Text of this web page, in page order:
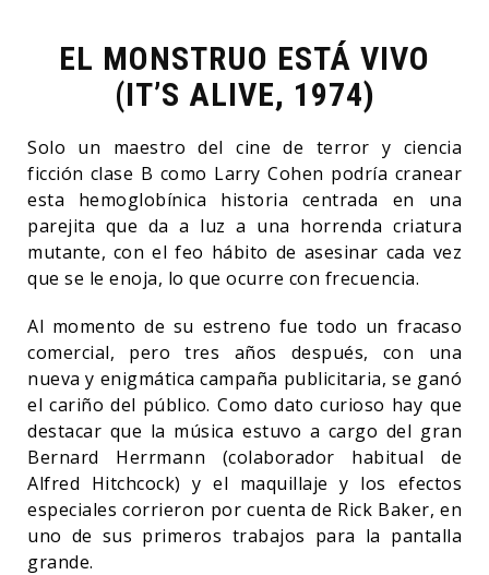
EL MONSTRUO ESTÁ VIVO
(IT’S ALIVE, 1974)
Solo un maestro del cine de terror y ciencia
ficción clase B como Larry Cohen podría cranear
esta hemoglobínica historia centrada en una
parejita que da a luz a una horrenda criatura
mutante, con el feo hábito de asesinar cada vez
que se le enoja, lo que ocurre con frecuencia.
Al momento de su estreno fue todo un fracaso
comercial, pero tres años después, con una
nueva y enigmática campaña publicitaria, se ganó
el cariño del público. Como dato curioso hay que
destacar que la música estuvo a cargo del gran
Bernard Herrmann (colaborador habitual de
Alfred Hitchcock) y el maquillaje y los efectos
especiales corrieron por cuenta de Rick Baker, en
uno de sus primeros trabajos para la pantalla
grande.